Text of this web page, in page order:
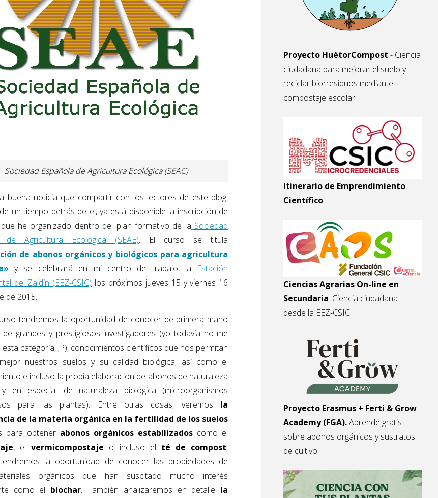
Sociedad Española de Agricultura Ecológica (SEAC)
buena noticia que compartir con los lectores de este blog.
un tiempo detrás de el, ya está disponible la inscripción de
he organizado dentro del plan formativo de la Sociedad
de Agricultura Ecológica (SEAE). El curso se titula
de abonos orgánicos y biológicos para agricultura
y se celebrará en mi centro de trabajo, la Estación
del Zaidín (EEZ-CSIC) los próximos jueves 15 y viernes 16
de 2015.
tendremos la oportunidad de conocer de primera mano
grandes y prestigiosos investigadores (yo todavía no me
esta categoría, ;P), conocimientos científicos que nos permitan
nuestros suelos y su calidad biológica, así como el
e incluso la propia elaboración de abonos de naturaleza
en especial de naturaleza biológica (microorganismos
para las plantas). Entre otras cosas, veremos la
de la materia orgánica en la fertilidad de los suelos
para obtener abonos orgánicos estabilizados como el
, elvermicompostaje o incluso el té de compost.
la oportunidad de conocer las propiedades de
orgánicos que han suscitado mucho interés
como el biochar. También analizaremos en detalle la
Proyecto HuétorCompost - Ciencia
ciudadana para mejorar el suelo y
reciclar biorresiduos mediante
compostaje escolar
Itinerario de Emprendimiento
Científico
Ciencias Agrarias On-line en
Secundaria. Ciencia ciudadana
desde la EEZ-CSIC
Proyecto Erasmus + Ferti & Grow
Academy (FGA).Aprende gratis
sobre abonos orgánicos y sustratos
de cultivo